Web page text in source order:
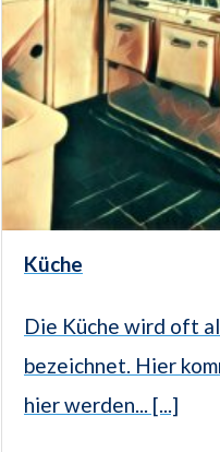
Küche
Die Küche wird oft
bezeichnet. Hier
hier werden... [...]